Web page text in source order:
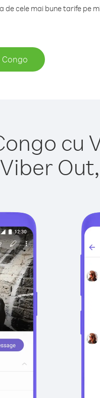
cele mai bune tarife pe
cu